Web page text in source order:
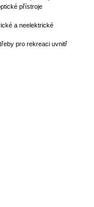
přístroje
a neelektrické
pro rekreaci uvnitř